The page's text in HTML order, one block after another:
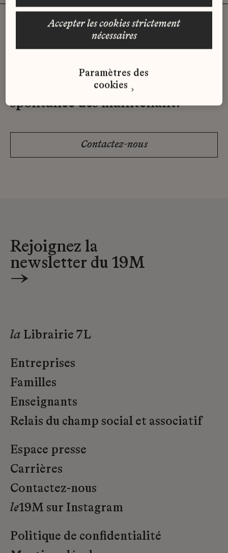
Vous n'avez pas trouvé d'offre
qui correspond à votre profil ?
Envoyez-nous votre candidature
spontanée dès maintenant.
Contactez-nous
Rejoignez la
newsletter du 19M
→
la Librairie 7L
Entreprises
Familles
Enseignants
Relais du champ social et associatif
Espace presse
Carrières
Contactez-nous
le19M sur Instagram
Politique de confidentialité
accepter les cookies strictement
nécessaires
Paramètres des
cookies